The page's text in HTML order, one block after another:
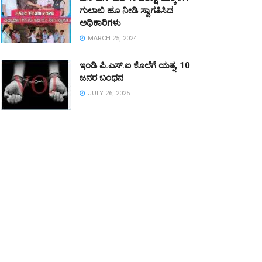
ಗುಲಾಬಿ ಹೂ ನೀಡಿ ಸ್ವಾಗತಿಸಿದ
ಅಧಿಕಾರಿಗಳು
MARCH 25, 2024
ಇಂಡಿ ಪಿ.ಎಸ್.ಐ ಕೊಲೆಗೆ ಯತ್ನ, 10
ಜನರ ಬಂಧನ
JULY 26, 2025